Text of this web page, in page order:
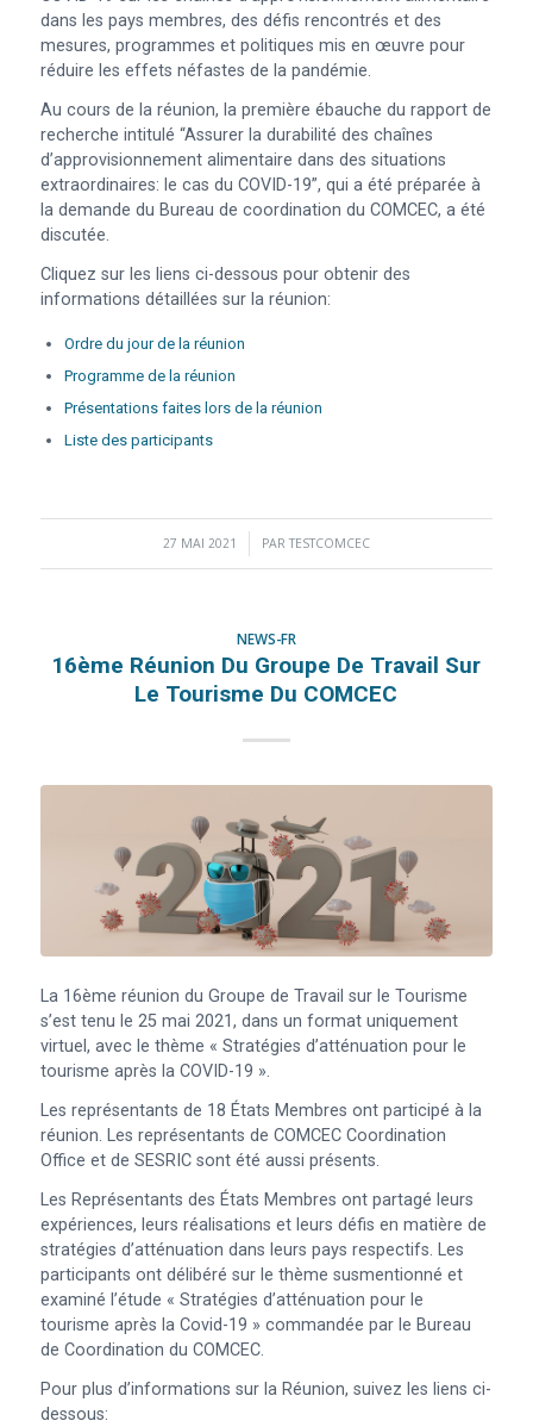
dans les pays membres, des défis rencontrés et des
mesures, programmes et politiques mis en œuvre pour
réduire les effets néfastes de la pandémie.
Au cours de la réunion, la première ébauche du rapport de
recherche intitulé “Assurer la durabilité des chaînes
d’approvisionnement alimentaire dans des situations
extraordinaires: le cas du COVID-19”, qui a été préparée à
la demande du Bureau de coordination du COMCEC, a été
discutée.
Cliquez sur les liens ci-dessous pour obtenir des
informations détaillées sur la réunion:
Ordre du jour de la réunion
Programme de la réunion
Présentations faites lors de la réunion
Liste des participants
27 MAI 2021
/ PARTESTCOMCEC
NEWS-FR
16ème Réunion Du Groupe De Travail Sur
Le Tourisme Du COMCEC
La 16ème réunion du Groupe de Travail sur le Tourisme
s’est tenu le 25 mai 2021, dans un format uniquement
virtuel, avec le thème « Stratégies d’atténuation pour le
tourisme après la COVID-19 ».
Les représentants de 18 États Membres ont participé à la
réunion. Les représentants de COMCEC Coordination
Office et de SESRIC sont été aussi présents.
Les Représentants des États Membres ont partagé leurs
expériences, leurs réalisations et leurs défis en matière de
stratégies d’atténuation dans leurs pays respectifs. Les
participants ont délibéré sur le thème susmentionné et
examiné l’étude « Stratégies d’atténuation pour le
tourisme après la Covid-19 » commandée par le Bureau
de Coordination du COMCEC.
Pour plus d’informations sur la Réunion, suivez les liens ci-
dessous: